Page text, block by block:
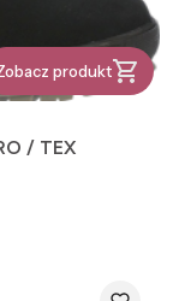
produkt
/ TEX